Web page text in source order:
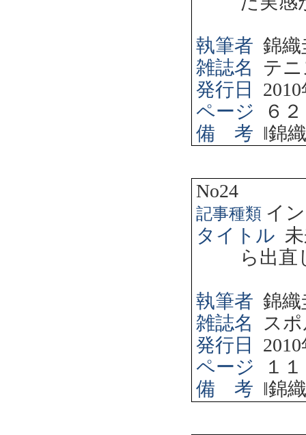
執筆者 錦織
雑誌名
テ
発行日
2010
ページ
６２
備 考 ‖錦
No24
記事種類 イ
タイトル
ら出直
執筆者 錦織
雑誌名
ス
発行日
2010
ページ
１
備 考 ‖錦